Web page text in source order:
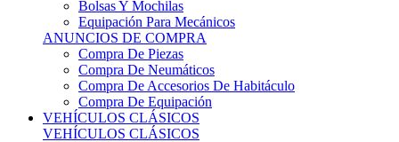
Bolsas Y Mochilas
Equipación Para Mecánicos
ANUNCIOS DE COMPRA
Compra De Piezas
Compra De Neumáticos
Compra De Accesorios De Habitáculo
Compra De Equipación
VEHÍCULOS CLÁSICOS
VEHÍCULOS CLÁSICOS